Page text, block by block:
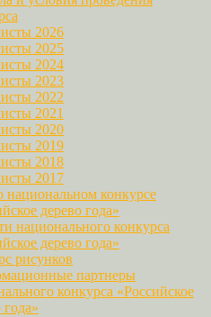
2026
2025
2024
2023
2022
2021
2020
2019
2018
2017
конкурсе
дерево года»
национального конкурса
дерево года»
рисунков
партнеры
конкурса «Российское
года»